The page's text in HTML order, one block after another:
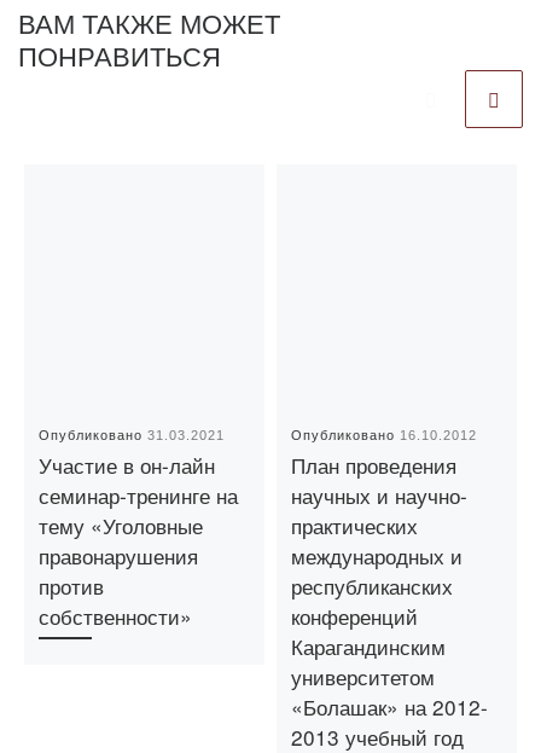
ВАМ ТАКЖЕ МОЖЕТ
ПОНРАВИТЬСЯ
Опубликовано31.03.2021
Участие в он-лайн
семинар-тренинге на
тему «Уголовные
правонарушения
против
собственности»
Опубликовано 16.10.2012
План проведения
научных и научно-
практических
международных и
республиканских
конференций
Карагандинским
университетом
«Болашак» на 2012-
2013 учебный год